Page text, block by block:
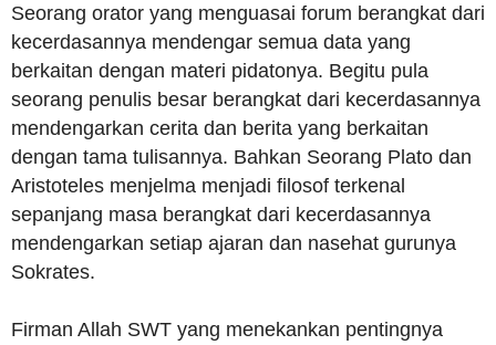
Seorang orator yang menguasai forum berangkat dari
kecerdasannya mendengar semua data yang
berkaitan dengan materi pidatonya. Begitu pula
seorang penulis besar berangkat dari kecerdasannya
mendengarkan cerita dan berita yang berkaitan
dengan tama tulisannya. Bahkan Seorang Plato dan
Aristoteles menjelma menjadi filosof terkenal
sepanjang masa berangkat dari kecerdasannya
mendengarkan setiap ajaran dan nasehat gurunya
Sokrates.
Firman Allah SWT yang menekankan pentingnya